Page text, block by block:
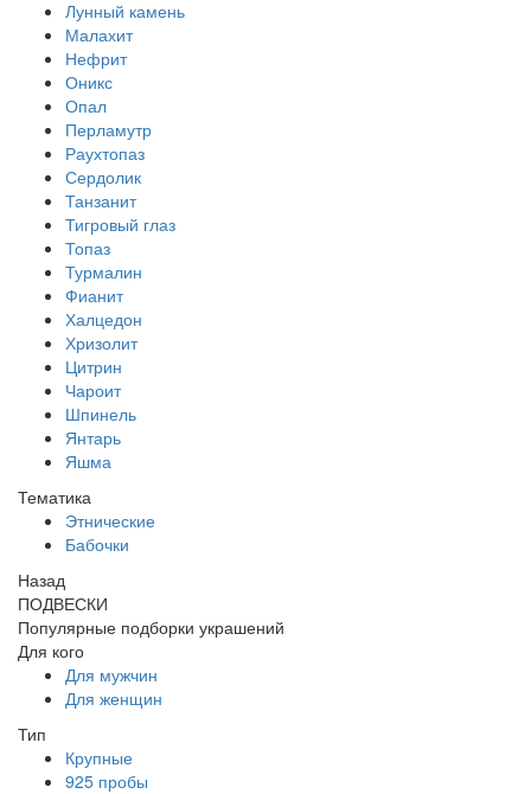
Лунный камень
Малахит
Нефрит
Оникс
Опал
Перламутр
Раухтопаз
Сердолик
Танзанит
Тигровый глаз
Топаз
Турмалин
Фианит
Халцедон
Хризолит
Цитрин
Чароит
Шпинель
Янтарь
Яшма
Тематика
Этнические
Бабочки
Назад
ПОДВЕСКИ
Популярные подборки украшений
Для кого
Для мужчин
Для женщин
Тип
Крупные
925 пробы